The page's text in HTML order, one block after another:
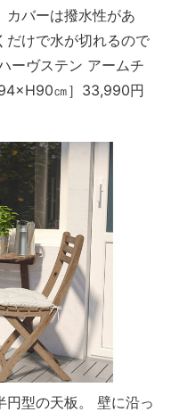
カバーは撥水性があ
だけで水が切れるので
ーヴステン アームチ
㎝］33,990円
円型の天板。 壁に沿っ